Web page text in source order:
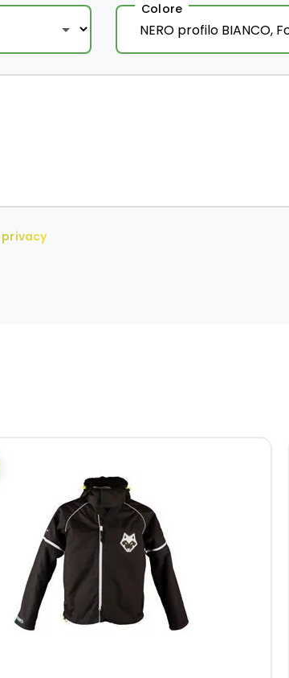
Colore